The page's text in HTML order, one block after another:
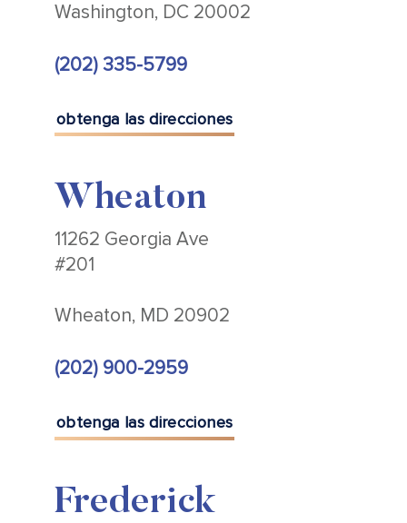
Washington, DC 20002
(202) 335-5799
obtenga las direcciones
Wheaton
11262 Georgia Ave
#201
Wheaton, MD 20902
(202) 900-2959
obtenga las direcciones
Frederick